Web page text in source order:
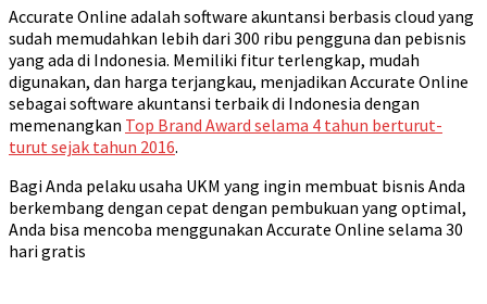
Accurate Online adalah software akuntansi berbasis cloud yang
sudah memudahkan lebih dari 300 ribu pengguna dan pebisnis
yang ada di Indonesia. Memiliki fitur terlengkap, mudah
digunakan, dan harga terjangkau, menjadikan Accurate Online
sebagai software akuntansi terbaik di Indonesia dengan
memenangkan Top Brand Award selama 4 tahun berturut-
turut sejak tahun 2016.
Bagi Anda pelaku usaha UKM yang ingin membuat bisnis Anda
berkembang dengan cepat dengan pembukuan yang optimal,
Anda bisa mencoba menggunakan Accurate Online selama 30
hari gratis